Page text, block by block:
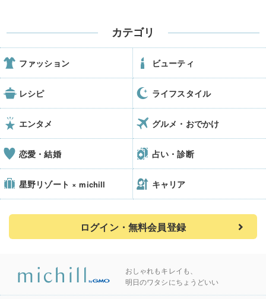
カテゴリ
ファッション ビューティ
レシピ ライフスタイル
エンタメ グルメ・おでかけ
恋愛・結婚 占い・診断
星野リゾート × michill キャリア
ログイン・無料会員登録
おしゃれもキレイも、
明日のワタシにちょうどいい